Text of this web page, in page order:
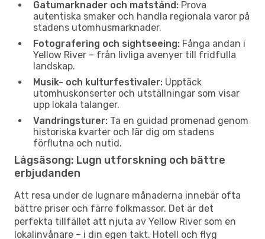
Gatumarknader och matstånd: Prova
autentiska smaker och handla regionala varor på
stadens utomhusmarknader.
Fotografering och sightseeing: Fånga andan i
Yellow River – från livliga avenyer till fridfulla
landskap.
Musik- och kulturfestivaler: Upptäck
utomhuskonserter och utställningar som visar
upp lokala talanger.
Vandringsturer: Ta en guidad promenad genom
historiska kvarter och lär dig om stadens
förflutna och nutid.
Lågsäsong: Lugn utforskning och bättre
erbjudanden
Att resa under de lugnare månaderna innebär ofta
bättre priser och färre folkmassor. Det är det
perfekta tillfället att njuta av Yellow River som en
lokalinvånare – i din egen takt. Hotell och flyg